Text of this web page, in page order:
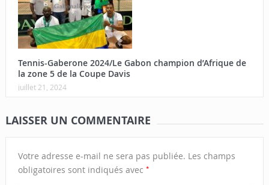
Tennis-Gaberone 2024/Le Gabon champion d’Afrique de
la zone 5 de la Coupe Davis
juillet 21, 2024
LAISSER UN COMMENTAIRE
Votre adresse e-mail ne sera pas publiée. Les champs
obligatoires sont indiqués avec *